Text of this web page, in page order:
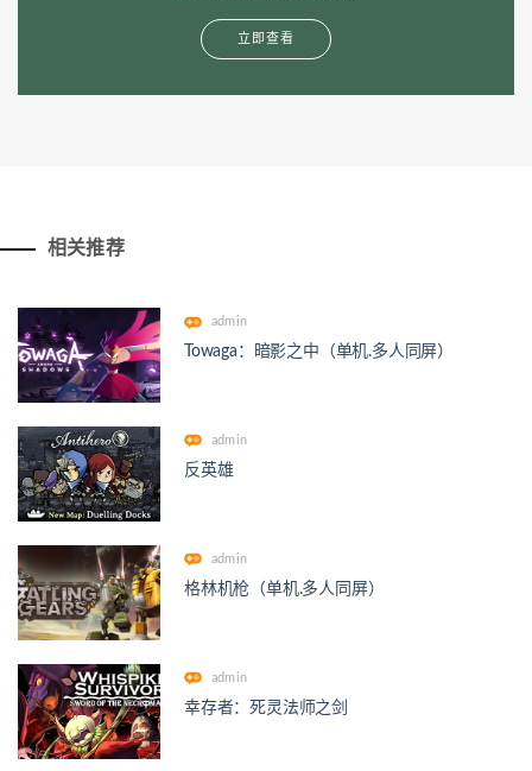
立即查看
相关推荐
admin
Towaga：暗影之中（单机.多人同屏）
admin
反英雄
admin
格林机枪（单机.多人同屏）
admin
幸存者：死灵法师之剑